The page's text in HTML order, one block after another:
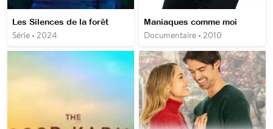
Les Silences de la forêt
Série • 2024
Maniaques comme moi
Documentaire • 2010